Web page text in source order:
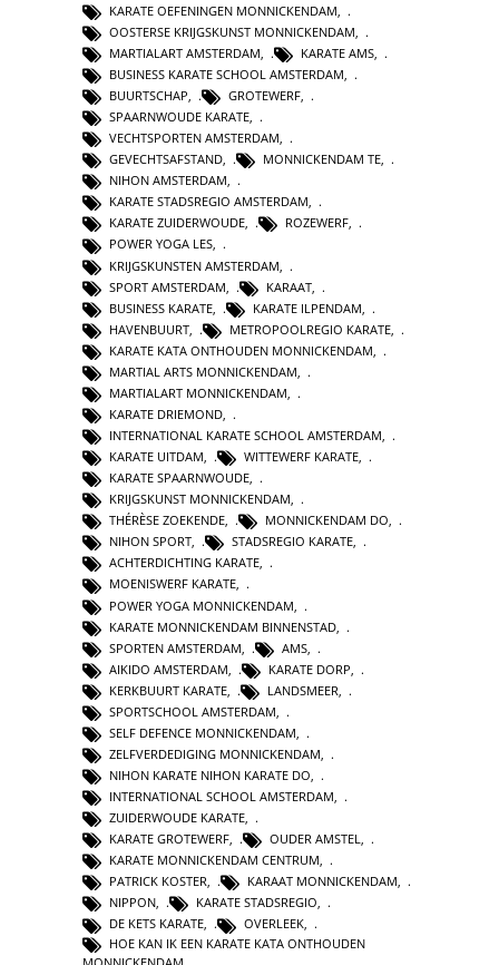
KARATE OEFENINGEN MONNICKENDAM
OOSTERSE KRIJGSKUNST MONNICKENDAM
MARTIALART AMSTERDAM
KARATE AMS
BUSINESS KARATE SCHOOL AMSTERDAM
BUURTSCHAP, GROTEWERF,
SPAARNWOUDE KARATE,
VECHTSPORTEN AMSTERDAM,
GEVECHTSAFSTAND, MONNICKENDAM TE,
NIHON AMSTERDAM,
KARATE STADSREGIO AMSTERDAM,
KARATE ZUIDERWOUDE, ROZEWERF,
POWER YOGA LES,
KRIJGSKUNSTEN AMSTERDAM
SPORT AMSTERDAM
KARAAT
BUSINESS KARATE
KARATE ILPENDAM
HAVENBUURT
METROPOOLREGIO KARATE
KARATE KATA ONTHOUDEN MONNICKENDAM
MARTIAL ARTS MONNICKENDAM
MARTIALART MONNICKENDAM
KARATE DRIEMOND
INTERNATIONAL KARATE SCHOOL AMSTERDAM,
KARATE UITDAM, WITTEWERF KARATE,
KARATE SPAARNWOUDE,
KRIJGSKUNST MONNICKENDAM,
THÉRÈSE ZOEKENDE, MONNICKENDAM DO,
NIHON SPORT, STADSREGIO KARATE,
ACHTERDICHTING KARATE,
MOENISWERF KARATE,
POWER YOGA MONNICKENDAM
KARATE MONNICKENDAM BINNENSTAD
SPORTEN AMSTERDAM
AMS
AIKIDO AMSTERDAM
KARATE DORP
KERKBUURT KARATE
LANDSMEER
SPORTSCHOOL AMSTERDAM
SELF DEFENCE MONNICKENDAM
ZELFVERDEDIGING MONNICKENDAM
NIHON KARATE NIHON KARATE DO,
INTERNATIONAL SCHOOL AMSTERDAM,
ZUIDERWOUDE KARATE,
KARATE GROTEWERF, OUDER AMSTEL,
KARATE MONNICKENDAM CENTRUM,
PATRICK KOSTER, KARAAT MONNICKENDAM,
NIPPON, KARATE STADSREGIO,
DE KETS KARATE, OVERLEEK,
HOE KAN IK EEN KARATE KATA ONTHOUDEN